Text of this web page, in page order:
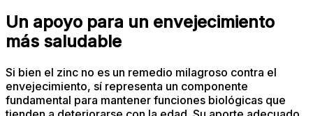
Un apoyo para un envejecimiento
más saludable
Si bien el zinc no es un remedio milagroso contra el
envejecimiento, sí representa un componente
fundamental para mantener funciones biológicas que